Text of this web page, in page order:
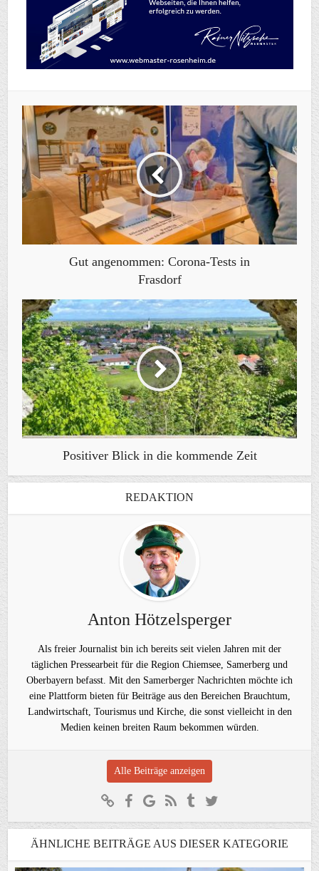
Gut angenommen: Corona-Tests in
Frasdorf
Positiver Blick in die kommende Zeit
REDAKTION
Anton Hötzelsperger
Als freier Journalist bin ich bereits seit vielen Jahren mit der
täglichen Pressearbeit für die Region Chiemsee, Samerberg und
Oberbayern befasst. Mit den Samerberger Nachrichten möchte ich
eine Plattform bieten für Beiträge aus den Bereichen Brauchtum,
Landwirtschaft, Tourismus und Kirche, die sonst vielleicht in den
Medien keinen breiten Raum bekommen würden.
Alle Beiträge anzeigen
ÄHNLICHE BEITRÄGE AUS DIESER KATEGORIE